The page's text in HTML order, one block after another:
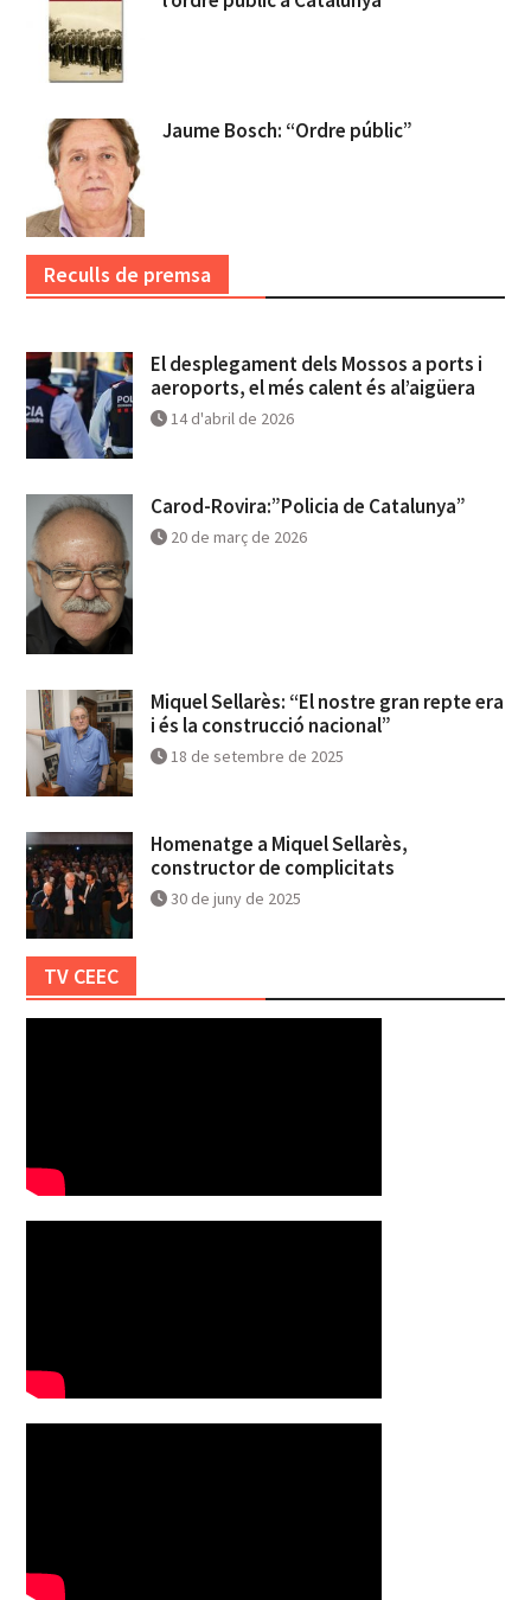
Jaume Bosch: “Ordre públic”
Reculls de premsa
El desplegament dels Mossos a ports i
aeroports, el més calent és al’aigüera
14 d'abril de 2026
Carod-Rovira:”Policia de Catalunya”
20 de març de 2026
Miquel Sellarès: “El nostre gran repte era
i és la construcció nacional”
18 de setembre de 2025
Homenatge a Miquel Sellarès,
constructor de complicitats
30 de juny de 2025
TV CEEC